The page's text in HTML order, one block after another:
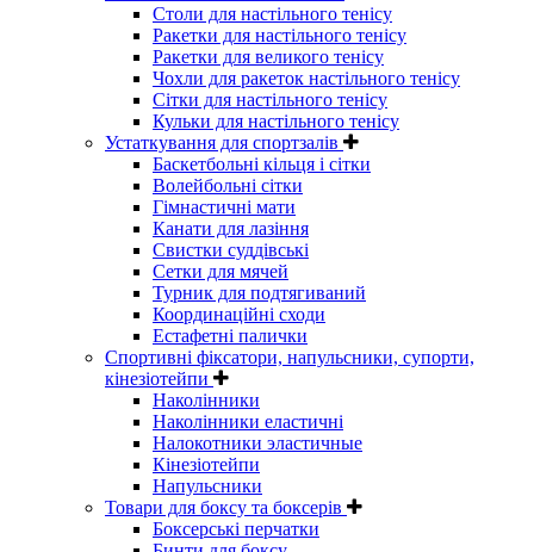
Столи для настільного тенісу
Ракетки для настільного тенісу
Ракетки для великого тенісу
Чохли для ракеток настільного тенісу
Сітки для настільного тенісу
Кульки для настільного тенісу
Устаткування для спортзалів
Баскетбольні кільця і сітки
Волейбольні сітки
Гімнастичні мати
Канати для лазіння
Свистки суддівські
Сетки для мячей
Турник для подтягиваний
Координаційні сходи
Естафетні палички
Спортивні фіксатори, напульсники, супорти,
кінезіотейпи
Наколінники
Наколінники еластичні
Налокотники эластичные
Кінезіотейпи
Напульсники
Товари для боксу та боксерів
Боксерські перчатки